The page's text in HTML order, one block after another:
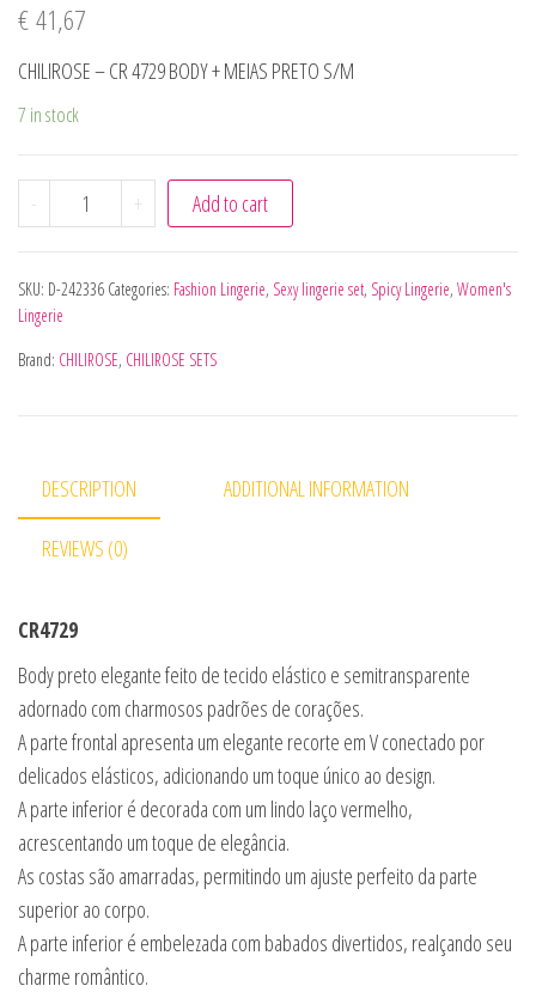
€41,67
CHILIROSE – CR 4729 BODY + MEIAS PRETO S/M
7 in stock
- CHILIROSE - CR 4729 BODY + MEIAS PRETO S/M quantity
+ Add to cart
SKU: D-242336 Categories: Fashion Lingerie, Sexy lingerie set, Spicy Lingerie, Women's
Lingerie
Brand: CHILIROSE, CHILIROSE SETS
DESCRIPTION ADDITIONAL INFORMATION
REVIEWS (0)
CR4729
Body preto elegante feito de tecido elástico e semitransparente
adornado com charmosos padrões de corações.
A parte frontal apresenta um elegante recorte em V conectado por
delicados elásticos, adicionando um toque único ao design.
A parte inferior é decorada com um lindo laço vermelho,
acrescentando um toque de elegância.
As costas são amarradas, permitindo um ajuste perfeito da parte
superior ao corpo.
A parte inferior é embelezada com babados divertidos, realçando seu
charme romântico.